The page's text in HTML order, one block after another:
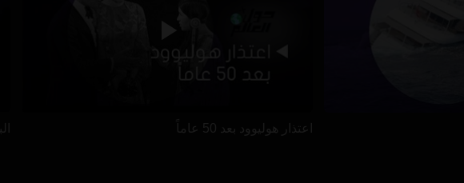
اعتذار هوليوود بعد 50 عاماً